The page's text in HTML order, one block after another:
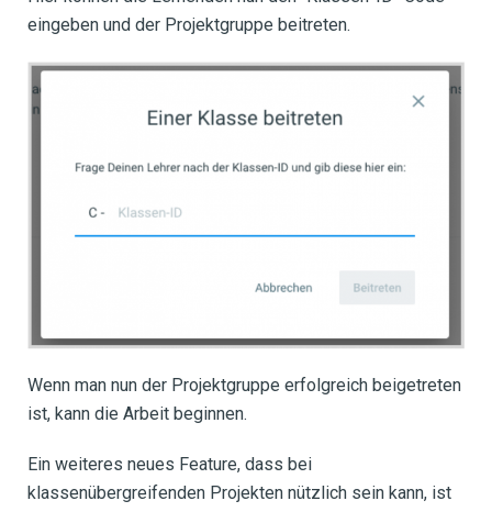
eingeben und der Projektgruppe beitreten.
Wenn man nun der Projektgruppe erfolgreich beigetreten
ist, kann die Arbeit beginnen.
Ein weiteres neues Feature, dass bei
klassenübergreifenden Projekten nützlich sein kann, ist